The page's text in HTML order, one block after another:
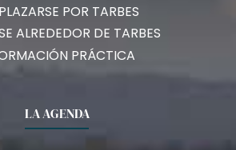
POR TARBES
ALREDEDOR DE TARBES
PRÁCTICA
LA AGENDA